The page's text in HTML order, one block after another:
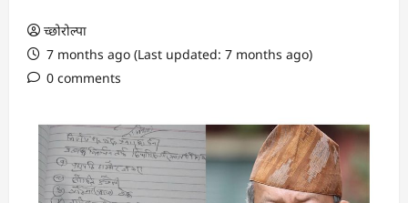
च्छोरोल्पा
7 months ago (Last updated: 7 months ago)
0 comments